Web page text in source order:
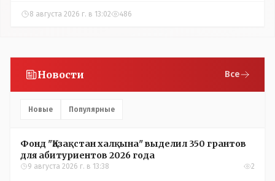
8 августа 2026 г. в 13:02 486
Новости Все
Новые Популярные
Фонд "Қазақстан халқына" выделил 350 грантов
для абитуриентов 2026 года
9 августа 2026 г. в 13:38 2